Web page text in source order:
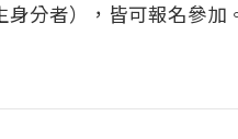
分者），皆可報名參加